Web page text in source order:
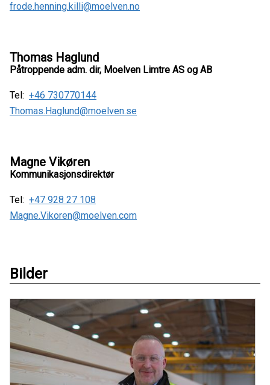
frode.henning.killi@moelven.no
Thomas Haglund
Påtroppende adm. dir, Moelven Limtre AS og AB
Tel: +46 730770144
Thomas.Haglund@moelven.se
Magne Vikøren
Kommunikasjonsdirektør
Tel: +47 928 27 108
Magne.Vikoren@moelven.com
Bilder